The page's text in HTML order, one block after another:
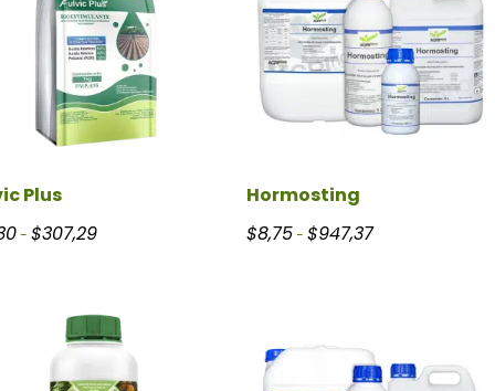
hasta $583,33
Plus
- $307,29Rango de precios: desde $16,30 hasta $307,29
Hormosting
$8,75- $947,37Rango de precios: